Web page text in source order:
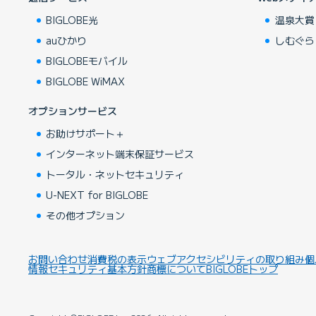
BIGLOBE光
auひかり
BIGLOBEモバイル
BIGLOBE WiMAX
オプションサービス
お助けサポート＋
インターネット端末保証サービス
トータル・ネットセキュリティ
U-NEXT for BIGLOBE
その他オプション
温泉大賞
しむぐ
お問い合わせ消費税の表示ウェブアクセシビリティの取り組み
情報セキュリティ基本方針商標についてBIGLOBEトップ